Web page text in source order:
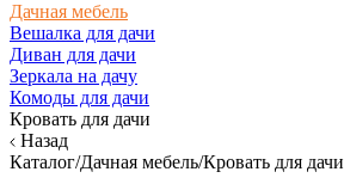
Дачная мебель
Вешалка для дачи
Диван для дачи
Зеркала на дачу
Комоды для дачи
Кровать для дачи
Назад
Каталог/Дачная мебель/Кровать для дачи